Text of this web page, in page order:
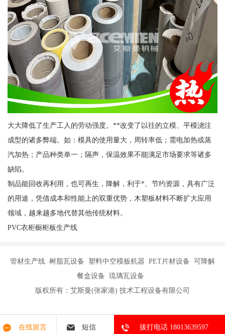
大大降低了生产工人的劳动强度。**改变了以往的立模、平模浇注
成型的诸多弊端。如：模具的使用量大，周转率低；需电加热或蒸
汽加热；产品种类单一；隔声，保温效果不能满足市场要求等诸多
缺陷。
制品能回收再利用，也可再生，降解，利于*、节约资源，具有广泛
的用途，凭借成本和性能上的双重优势，木塑板材料不断扩大应用
领域，越来越多地代替其他传统材料。
PVC衣柜橱柜板生产线
管材生产线 树脂瓦设备 塑料中空模板机器 PET片材设备 可降解
餐盒设备 琉璃瓦设备
版权所有：艾斯曼(张家港) 技术工程设备有限公司
在线留言 短信 拔打电话 18013639597